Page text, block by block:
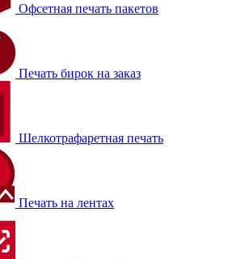
Офсетная печать пакетов
Печать бирок на заказ
Шелкотрафаретная печать
Печать на лентах